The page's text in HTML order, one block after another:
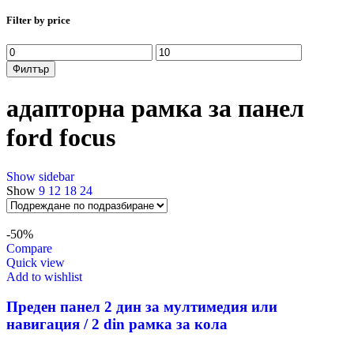
Filter by price
Минимална
цена
Максимална
цена
Филтър
адапторна рамка за панел
ford focus
Show sidebar
Show 9 12 18 24
-50%
Compare
Quick view
Add to wishlist
Преден панел 2 дин за мултимедия или
навигация / 2 din рамка за кола